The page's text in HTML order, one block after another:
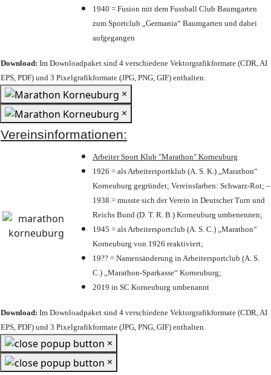
1940 = Fusion mit dem Fussball Club Baumgarten
zum Sportclub „Germania“ Baumgarten und dabei
aufgegangen
Download: Im Downloadpaket sind 4 verschiedene Vektorgrafikformate (CDR, AI
EPS, PDF) und 3 Pixelgrafikformate (JPG, PNG, GIF) enthalten.
×
×
Vereinsinformationen:
Arbeiter Sport Klub "Marathon" Korneuburg
1926 = als Arbeitersportklub (A. S. K.) „Marathon“
Korneuburg gegründet; Vereinsfarben: Schwarz-Rot; –
1938 = musste sich der Verein in Deutscher Turn und
Reichs Bund (D. T. R. B.) Korneuburg umbenennen;
1945 = als Arbeitersportclub (A. S. C.) „Marathon“
Korneuburg von 1926 reaktiviert;
19?? = Namensänderung in Arbeitersportclub (A. S.
C.) „Marathon-Sparkasse“ Korneuburg;
2019 in SC Korneuburg umbenannt
Download: Im Downloadpaket sind 4 verschiedene Vektorgrafikformate (CDR, AI
EPS, PDF) und 3 Pixelgrafikformate (JPG, PNG, GIF) enthalten.
×
×